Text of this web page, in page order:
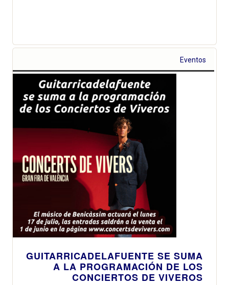
Eventos
GUITARRICADELAFUENTE SE SUMA
A LA PROGRAMACIÓN DE LOS
CONCIERTOS DE VIVEROS